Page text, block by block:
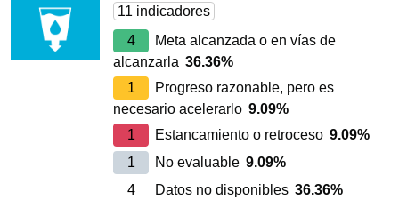
11 indicadores
4
Meta alcanzada o en vías de
alcanzarla 36.36%
1
Progreso razonable, pero es
necesario acelerarlo 9.09%
1
Estancamiento o retroceso 9.09%
1
No evaluable 9.09%
4
Datos no disponibles 36.36%